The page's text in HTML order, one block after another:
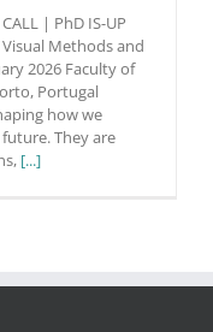
| PhD IS-UP
Methods and
2026 Faculty of
Portugal
how we
They are
[...]